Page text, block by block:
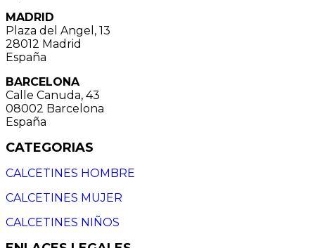
MADRID
Plaza del Angel, 13
28012 Madrid
España
BARCELONA
Calle Canuda, 43
08002 Barcelona
España
CATEGORIAS
CALCETINES HOMBRE
CALCETINES MUJER
CALCETINES NIÑOS